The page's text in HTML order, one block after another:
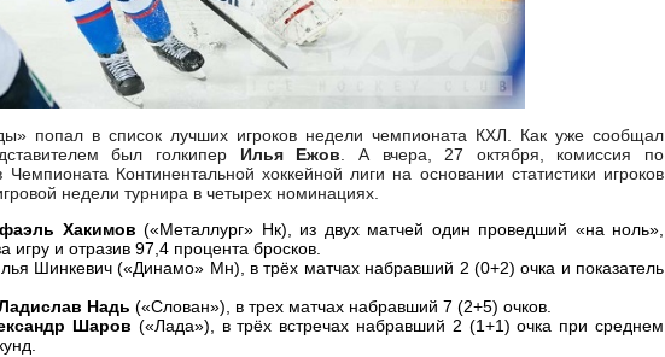
попал в список лучших игроков недели чемпионата КХЛ. Как уже сообщал
был голкипер Илья Ежов . А вчера, 27 октября, комиссия по
Континентальной хоккейной лиги на основании статистики игроков
недели турнира в четырех номинациях.
Хакимов («Металлург» Нк), из двух матчей один проведший «на ноль»,
и отразив 97,4 процента бросков.
Шинкевич («Динамо» Мн), в трёх матчах набравший 2 (0+2) очка и показатель
Надь («Слован»), в трех матчах набравший 7 (2+5) очков.
Шаров («Лада»), в трёх встречах набравший 2 (1+1) очка при среднем